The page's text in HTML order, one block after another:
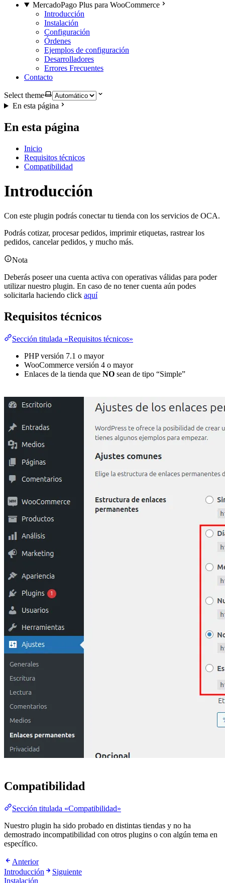
MercadoPago Plus para WooCommerce
Introducción
Instalación
Configuración
Órdenes
Ejemplos de configuración
Desarrolladores
Errores Frecuentes
Contacto
Select theme
En esta página
En esta página
Inicio
Requisitos técnicos
Compatibilidad
Introducción
Con este plugin podrás conectar tu tienda con los servicios de OCA.
Podrás cotizar, procesar pedidos, imprimir etiquetas, rastrear los
pedidos, cancelar pedidos, y mucho más.
Nota
Deberás poseer una cuenta activa con operativas válidas para poder
utilizar nuestro plugin. En caso de no tener cuenta aún podes
solicitarla haciendo click aquí
Requisitos técnicos
Sección titulada «Requisitos técnicos»
PHP versión 7.1 o mayor
WooCommerce versión 4 o mayor
Enlaces de la tienda que NO sean de tipo “Simple”
Compatibilidad
Sección titulada «Compatibilidad»
Nuestro plugin ha sido probado en distintas tiendas y no ha
demostrado incompatibilidad con otros plugins o con algún tema en
específico.
Anterior
Introducción
Siguiente
Instalación